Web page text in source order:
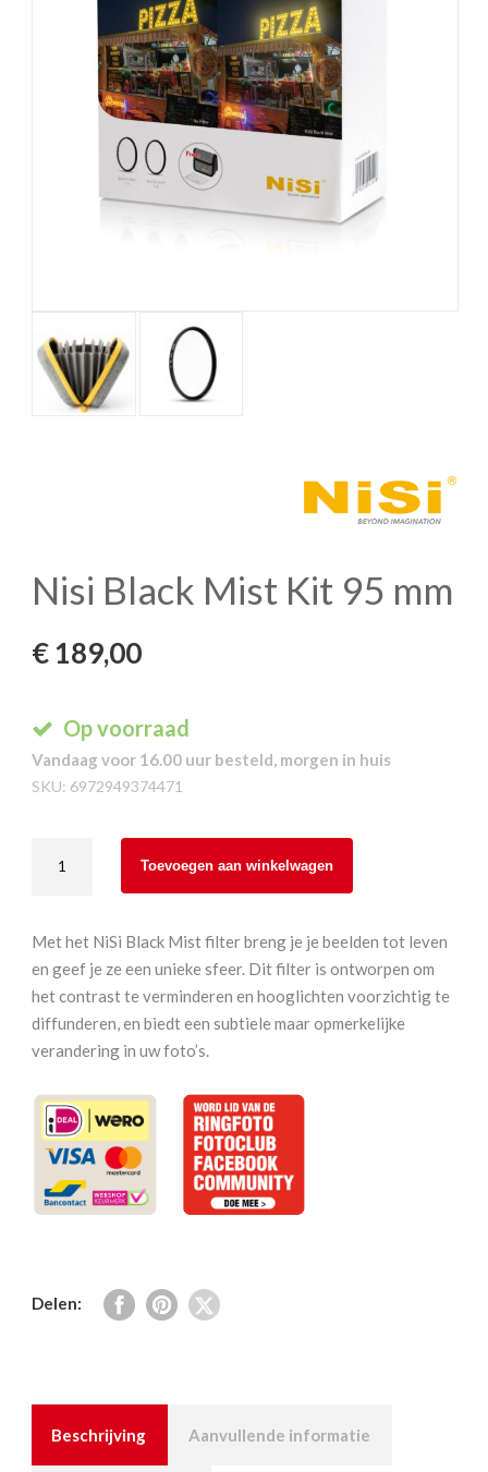
Nisi Black Mist Kit 95 mm
€ 189,00
Op voorraad
Vandaag voor 16.00 uur besteld, morgen in huis
SKU: 6972949374471
Black
Toevoegen aan winkelwagen
Met het NiSi Black Mist filter breng je je beelden tot leven
en geef je ze een unieke sfeer. Dit filter is ontworpen om
het contrast te verminderen en hooglichten voorzichtig te
diffunderen, en biedt een subtiele maar opmerkelijke
verandering in uw foto’s.
Delen:
Beschrijving Aanvullende informatie